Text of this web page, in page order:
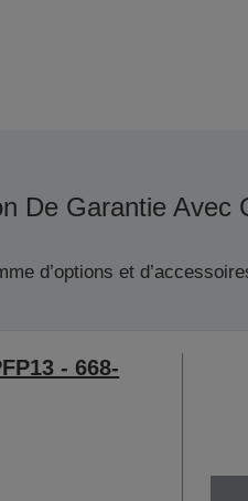
De Garantie Avec
d’options et
- 668-